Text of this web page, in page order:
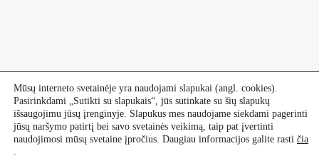
Mūsų interneto svetainėje yra naudojami slapukai (angl. cookies).
Pasirinkdami „Sutikti su slapukais“, jūs sutinkate su šių slapukų
išsaugojimu jūsų įrenginyje. Slapukus mes naudojame siekdami pagerinti
jūsų naršymo patirtį bei savo svetainės veikimą, taip pat įvertinti
naudojimosi mūsų svetaine įpročius. Daugiau informacijos galite rasti čia
.